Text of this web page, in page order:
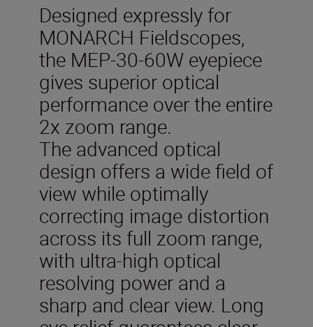
Designed expressly for
MONARCH Fieldscopes,
the MEP-30-60W eyepiece
gives superior optical
performance over the entire
2x zoom range.
The advanced optical
design offers a wide field of
view while optimally
correcting image distortion
across its full zoom range,
with ultra-high optical
resolving power and a
sharp and clear view. Long